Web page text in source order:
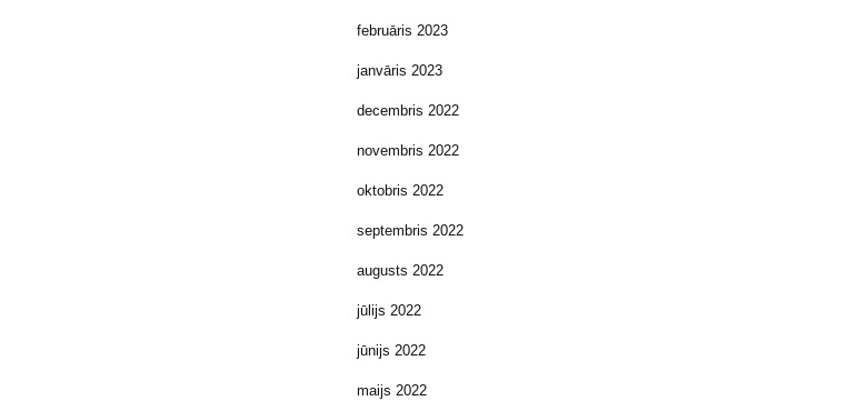
februāris 2023
janvāris 2023
decembris 2022
novembris 2022
oktobris 2022
septembris 2022
augusts 2022
jūlijs 2022
jūnijs 2022
maijs 2022